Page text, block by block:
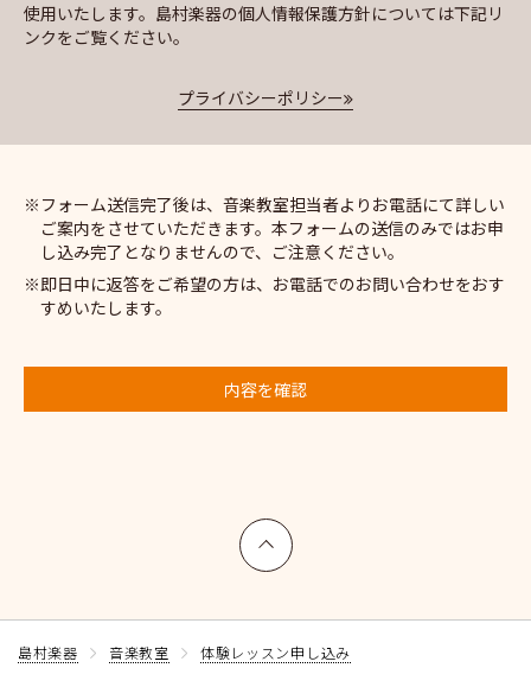
使用いたします。島村楽器の個人情報保護方針については下記リ
ンクをご覧ください。
プライバシーポリシー
フォーム送信完了後は、音楽教室担当者よりお電話にて詳しい
ご案内をさせていただきます。本フォームの送信のみではお申
し込み完了となりませんので、ご注意ください。
即日中に返答をご希望の方は、お電話でのお問い合わせをおす
すめいたします。
内容を確認
上へ戻る
島村楽器 音楽教室 体験レッスン申し込み